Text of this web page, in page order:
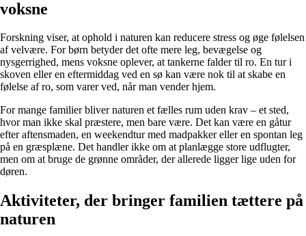
voksne
Forskning viser, at ophold i naturen kan reducere stress og øge følelsen
af velvære. For børn betyder det ofte mere leg, bevægelse og
nysgerrighed, mens voksne oplever, at tankerne falder til ro. En tur i
skoven eller en eftermiddag ved en sø kan være nok til at skabe en
følelse af ro, som varer ved, når man vender hjem.
For mange familier bliver naturen et fælles rum uden krav – et sted,
hvor man ikke skal præstere, men bare være. Det kan være en gåtur
efter aftensmaden, en weekendtur med madpakker eller en spontan leg
på en græsplæne. Det handler ikke om at planlægge store udflugter,
men om at bruge de grønne områder, der allerede ligger lige uden for
døren.
Aktiviteter, der bringer familien tættere på
naturen